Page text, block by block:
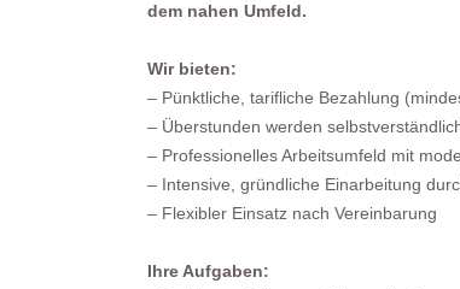
dem nahen Umfeld.
Wir bieten:
– Pünktliche, tarifliche Bezahlung
– Überstunden werden
– Professionelles Arbeitsumfeld mit
– Intensive, gründliche Einarbeitung
– Flexibler Einsatz nach Vereinbarung
Ihre Aufgaben: